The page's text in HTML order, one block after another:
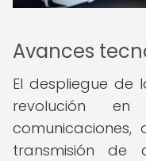
Avances
El despliegue de
revolución
comunicaciones,
transmisión de